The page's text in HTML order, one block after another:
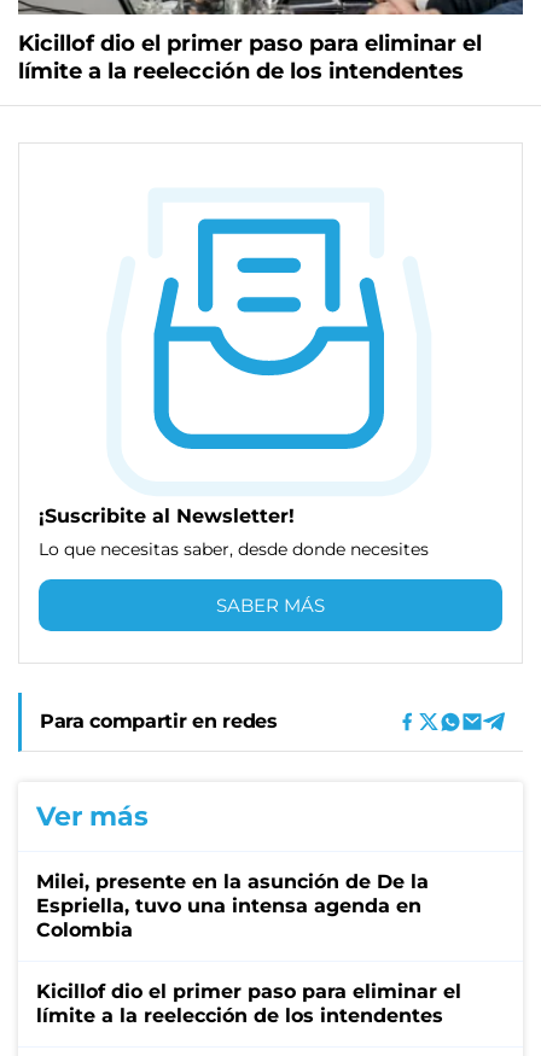
Kicillof dio el primer paso para eliminar el
límite a la reelección de los intendentes
¡Suscribite al Newsletter!
Lo que necesitas saber, desde donde necesites
SABER MÁS
Para compartir en redes
Ver más
Milei, presente en la asunción de De la
Espriella, tuvo una intensa agenda en
Colombia
Kicillof dio el primer paso para eliminar el
límite a la reelección de los intendentes